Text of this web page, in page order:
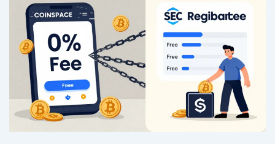
loro non sanno cosa significa "regolamentazione".